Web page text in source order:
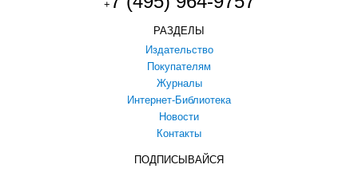
+
РАЗДЕЛЫ
Издательство
Покупателям
Журналы
Интернет-Библиотека
Новости
Контакты
ПОДПИСЫВАЙСЯ